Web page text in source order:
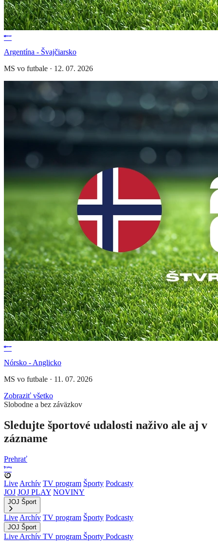
Argentína - Švajčiarsko
MS vo futbale · 12. 07. 2026
Nórsko - Anglicko
MS vo futbale · 11. 07. 2026
Zobraziť všetko
Slobodne a bez záväzkov
Sledujte športové udalosti naživo ale aj v
zázname
Prehrať
Live Archív TV program Športy Podcasty
JOJ JOJ PLAY NOVINY
JOJ Šport
Live Archív TV program Športy Podcasty
JOJ Šport
Live Archív TV program Športy Podcasty